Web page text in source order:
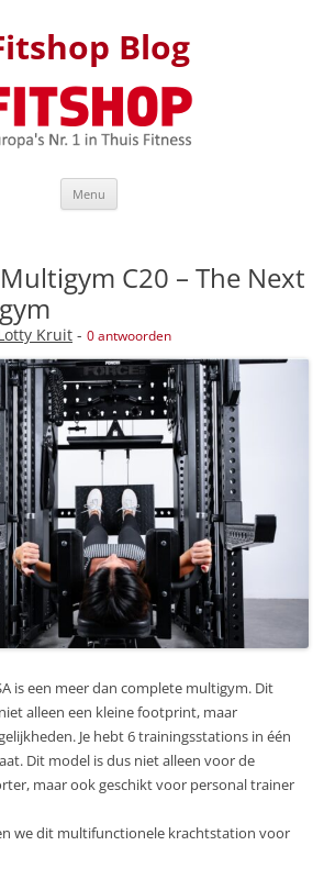
Blog
Menu
C20 – The Next
Kruit - 0 antwoorden
is een meer dan complete multigym. Dit
alleen een kleine footprint, maar
Je hebt 6 trainingsstations in één
Dit model is dus niet alleen voor de
maar ook geschikt voor personal trainer
we dit multifunctionele krachtstation voor